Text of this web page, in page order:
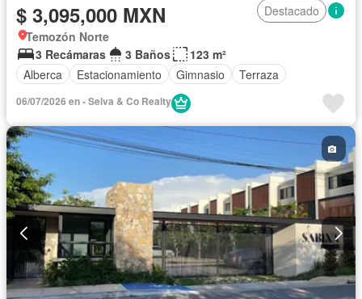
$ 3,095,000 MXN
Destacado
Temozón Norte
3 Recámaras
3 Baños
123 m²
Alberca
Estacionamiento Gimnasio Terraza
06/07/2026 en - Selva & Co Realty